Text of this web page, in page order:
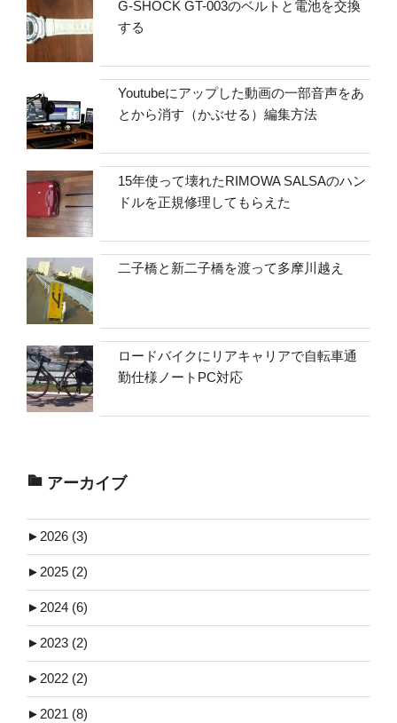
G-SHOCK GT-003のベルトと電池を交換
する
Youtubeにアップした動画の一部音声をあ
とから消す（かぶせる）編集方法
15年使って壊れたRIMOWA SALSAのハン
ドルを正規修理してもらえた
二子橋と新二子橋を渡って多摩川越え
ロードバイクにリアキャリアで自転車通
勤仕様ノートPC対応
アーカイブ
► 2026 (3)
► 2025 (2)
► 2024 (6)
► 2023 (2)
► 2022 (2)
► 2021 (8)